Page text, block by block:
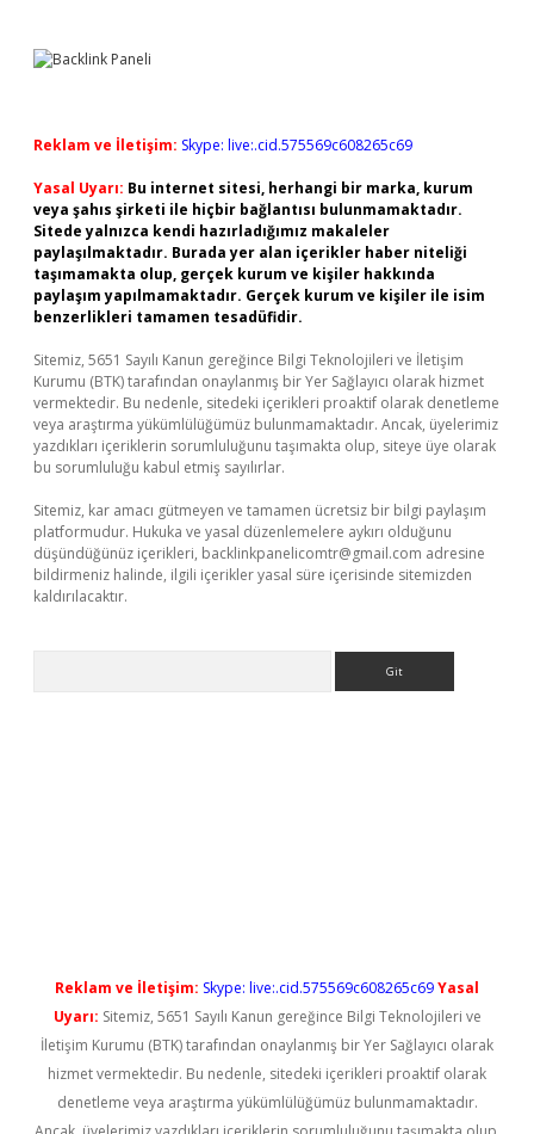
Reklam ve İletişim: Skype: live:.cid.575569c608265c69
Yasal Uyarı: Bu internet sitesi, herhangi bir marka, kurum
veya şahıs şirketi ile hiçbir bağlantısı bulunmamaktadır.
Sitede yalnızca kendi hazırladığımız makaleler
paylaşılmaktadır. Burada yer alan içerikler haber niteliği
taşımamakta olup, gerçek kurum ve kişiler hakkında
paylaşım yapılmamaktadır. Gerçek kurum ve kişiler ile isim
benzerlikleri tamamen tesadüfidir.
Sitemiz, 5651 Sayılı Kanun gereğince Bilgi Teknolojileri ve İletişim
Kurumu (BTK) tarafından onaylanmış bir Yer Sağlayıcı olarak hizmet
vermektedir. Bu nedenle, sitedeki içerikleri proaktif olarak denetleme
veya araştırma yükümlülüğümüz bulunmamaktadır. Ancak, üyelerimiz
yazdıkları içeriklerin sorumluluğunu taşımakta olup, siteye üye olarak
bu sorumluluğu kabul etmiş sayılırlar.
Sitemiz, kar amacı gütmeyen ve tamamen ücretsiz bir bilgi paylaşım
platformudur. Hukuka ve yasal düzenlemelere aykırı olduğunu
düşündüğünüz içerikleri, backlinkpanelicomtr@gmail.com adresine
bildirmeniz halinde, ilgili içerikler yasal süre içerisinde sitemizden
kaldırılacaktır.
Reklam ve İletişim: Skype: live:.cid.575569c608265c69Yasal
Uyarı: Sitemiz, 5651 Sayılı Kanun gereğince Bilgi Teknolojileri ve
İletişim Kurumu (BTK) tarafından onaylanmış bir Yer Sağlayıcı olarak
hizmet vermektedir. Bu nedenle, sitedeki içerikleri proaktif olarak
denetleme veya araştırma yükümlülüğümüz bulunmamaktadır.